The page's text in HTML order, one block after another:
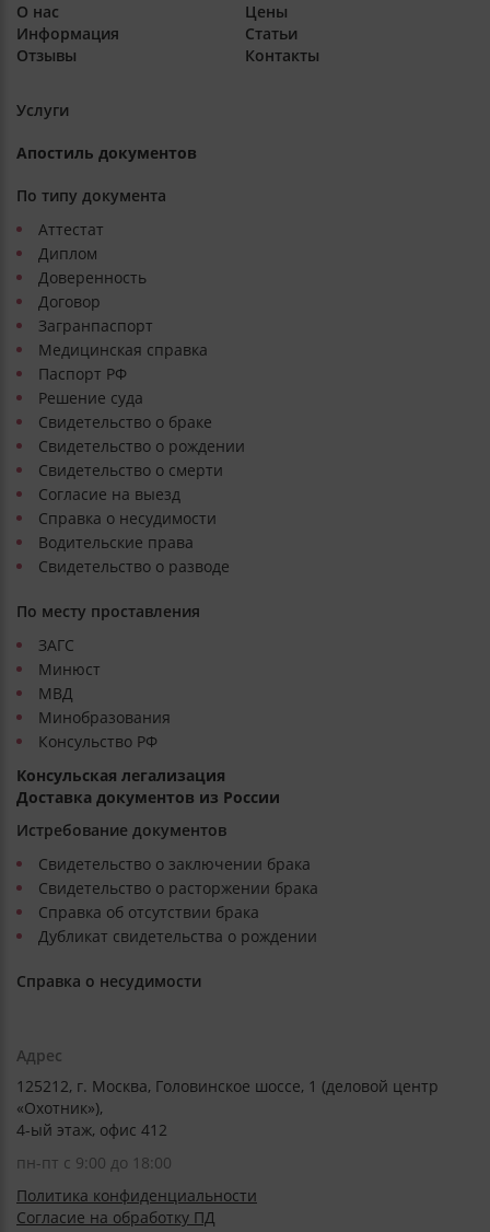
О нас
Цены
Информация
Статьи
Отзывы
Контакты
Услуги
Апостиль документов
По типу документа
Аттестат
Диплом
Доверенность
Договор
Загранпаспорт
Медицинская справка
Паспорт РФ
Решение суда
Свидетельство о браке
Свидетельство о рождении
Свидетельство о смерти
Согласие на выезд
Справка о несудимости
Водительские права
Свидетельство о разводе
По месту проставления
ЗАГС
Минюст
МВД
Минобразования
Консульство РФ
Консульская легализация
Доставка документов из России
Истребование документов
Свидетельство о заключении брака
Свидетельство о расторжении брака
Справка об отсутствии брака
Дубликат свидетельства о рождении
Справка о несудимости
Адрес
125212, г. Москва, Головинское шоссе, 1 (деловой центр
«Охотник»),
4-ый этаж, офис 412
пн-пт с 9:00 до 18:00
Политика конфиденциальности
Согласие на обработку ПД